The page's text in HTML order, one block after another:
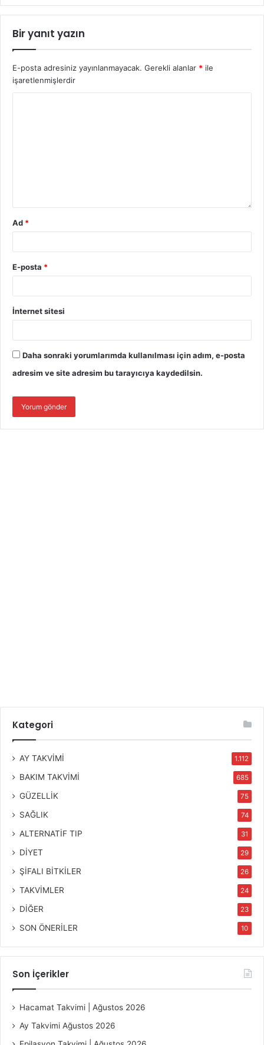
Bir yanıt yazın
E-posta adresiniz yayınlanmayacak. Gerekli alanlar * ile
işaretlenmişlerdir
Ad *
E-posta *
İnternet sitesi
Daha sonraki yorumlarımda kullanılması için adım, e-posta
adresim ve site adresim bu tarayıcıya kaydedilsin.
Kategori
AY TAKVİMİ 1.112
BAKIM TAKVİMİ 685
GÜZELLİK 75
SAĞLIK 74
ALTERNATİF TIP 31
DİYET 29
ŞİFALI BİTKİLER 26
TAKVİMLER 24
DİĞER 23
SON ÖNERİLER 10
Son İçerikler
Hacamat Takvimi | Ağustos 2026
Ay Takvimi Ağustos 2026